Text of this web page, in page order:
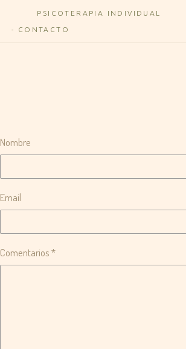
PSICOTERAPIA INDIVIDUAL
CONTACTO
Nombre
Email
Comentarios *